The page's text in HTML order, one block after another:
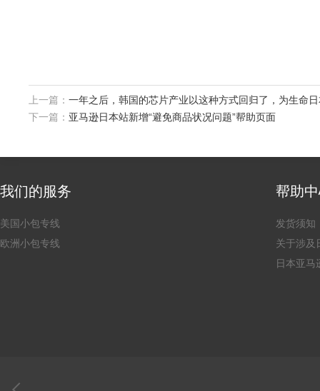
上一篇： 一年之后，韩国的芯片产业以这种方式回归了，为生命
下一篇： 亚马逊日本站新增“避免商品状况问题”帮助页面
我们的服务
美国小包专线
欧洲小包专线
帮助
发货须知
关于涉及
日本亚马